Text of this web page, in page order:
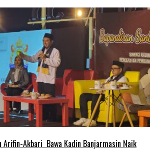
Arifin-Akbari Bawa Kadin Banjarmasin Naik